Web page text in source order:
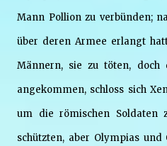
Mann Pollion zu verbünden;
über deren Armee erlangt
Männern, sie zu töten, doch
angekommen, schloss sich
um die römischen Soldaten
schützten, aber Olympias